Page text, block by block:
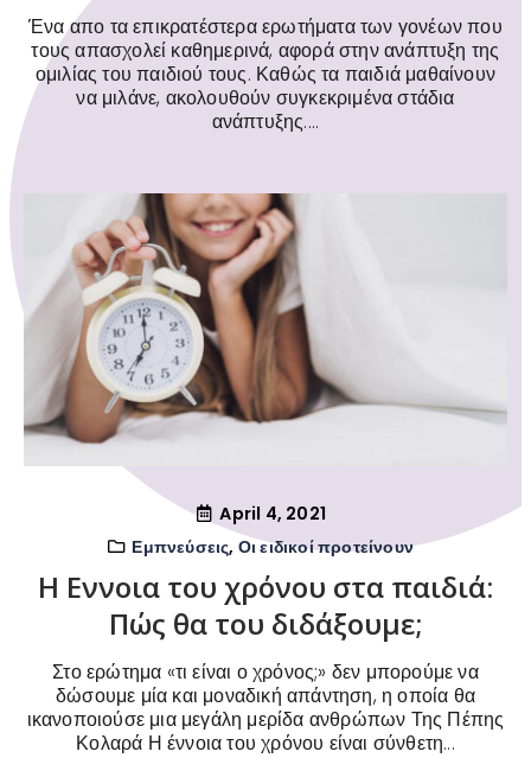
Ένα απο τα επικρατέστερα ερωτήματα των γονέων που
τους απασχολεί καθημερινά, αφορά στην ανάπτυξη της
ομιλίας του παιδιού τους. Καθώς τα παιδιά μαθαίνουν
να μιλάνε, ακολουθούν συγκεκριμένα στάδια
ανάπτυξης....
April 4, 2021
Εμπνεύσεις, Οι ειδικοί προτείνουν
Η Εννοια του χρόνου στα παιδιά:
Πώς θα του διδάξουμε;
Στο ερώτημα «τι είναι ο χρόνος;» δεν μπορούμε να
δώσουμε μία και μοναδική απάντηση, η οποία θα
ικανοποιούσε μια μεγάλη μερίδα ανθρώπων Της Πέπης
Κολαρά Η έννοια του χρόνου είναι σύνθετη...